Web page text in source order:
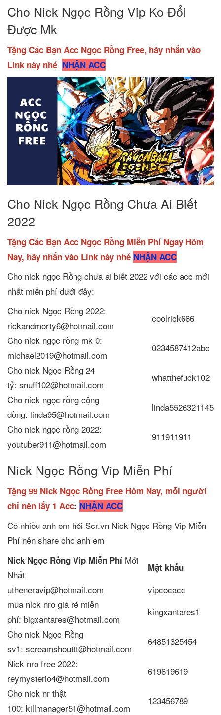
Cho Nick Ngọc Rồng Vip Ko Đổi
Được Mk
Tặng Các Bạn Acc Ngọc Rồng Free, hãy nhấn vào
Link này nhé NHẬN ACC
Cho Nick Ngọc Rồng Chưa Ai Biết
2022
Tặng Các Bạn Acc Ngọc Rồng Miễn Phí Ngay Hôm
Nay, hãy nhấn vào Link này nhé NHẬN ACC
Cho nick ngọc Rồng chưa ai biết 2022 với các acc mới
nhất miễn phí dưới đây:
Cho nick Ngọc Rồng 2022:
rickandmorty6@hotmail.com
coolrick666
Cho nick ngọc rồng mk 0:
michael2019@hotmail.com
0234587412abc
Cho nick Ngọc Rồng 24
tỷ: snuff102@hotmail.com
whatthefuck102
Cho nick ngọc rồng cộng
đồng: linda95@hotmail.com
linda5526321145
Cho nick ngọc rồng 2022:
youtuber911@hotmail.com
911911911
Nick Ngọc Rồng Vip Miễn Phí
Tặng 99 Nick Ngọc Rồng Free Hôm Nay, mỗi người
chỉ nên lấy 1 Acc: NHẬN ACC
Có nhiều anh em hỏi Scr.vn Nick Ngọc Rồng Vip Miễn
Phí nên share cho anh em
Nick Ngọc Rồng Vip Miễn Phí Mới
Nhất
Mật khẩu
utheneravip@hotmail.com
vipcocacc
mua nick nro giá rẻ miễn
phí: bigxantares@hotmail.com
kingxantares1
Cho nick Ngọc Rồng
sv1: screamshouttt@hotmail.com
64851325454
Nick nro free 2022:
reymysterio4@hotmail.com
619619619
Cho nick nr thật
100: killmanager51@hotmail.com
123456789